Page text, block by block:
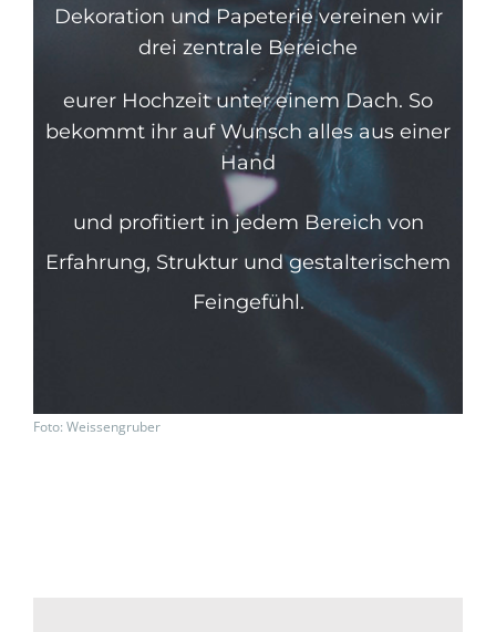
Dekoration und Papeterievereinen wir
drei zentrale Bereiche
eurer Hochzeit unter einem Dach. So
bekommt ihr auf Wunsch alles aus einer
Hand
und profitiert in jedem Bereich von
Erfahrung, Struktur und gestalterischem
Feingefühl.
Foto: Weissengruber